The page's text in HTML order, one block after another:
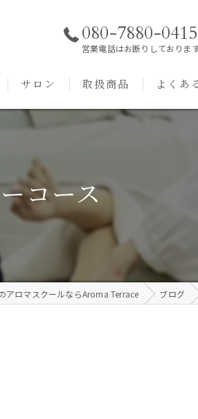
080-7880-0415
営業電話はお断りしております
ース
サロン
サロンメニュー
術後・病後ケアメニュー
施術事例
取扱商品
バッチフラワーレメディ
よくあ
コース
アロマスクールならAroma Terrace ブログ